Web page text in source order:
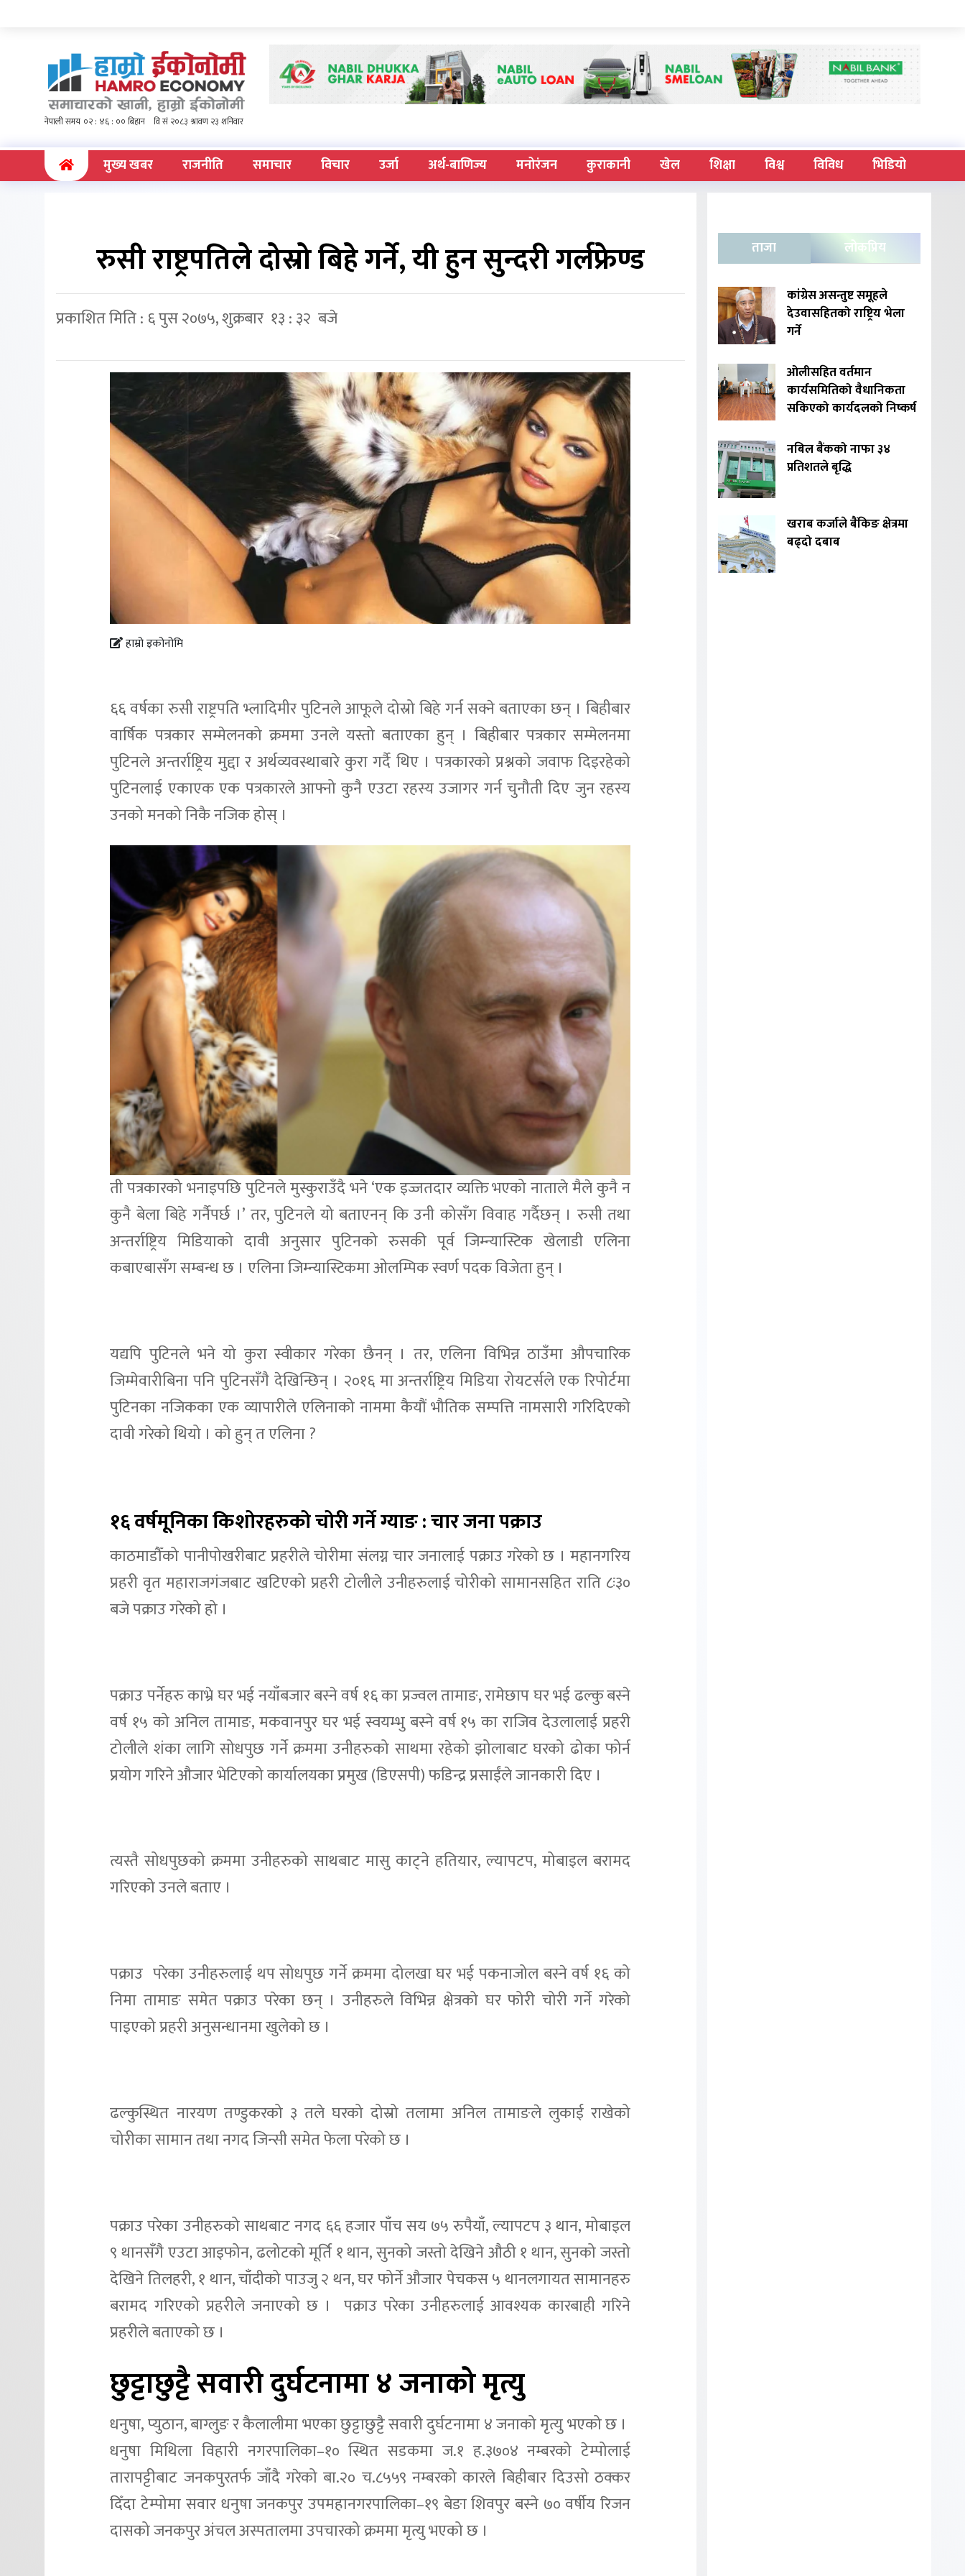
(current)मुख्य खबर राजनीति समाचार विचार उर्जा अर्थ-बाणिज्य मनोरंजन कुराकानी खेल शिक्षा विश्व विविध भिडियो
रुसी राष्ट्रपतिले दोस्रो बिहे गर्ने, यी हुन सुन्दरी गर्लफ्रेण्ड
प्रकाशित मिति : ६ पुस २०७५, शुक्रबार १३ : ३२ बजे
हाम्रो इकोनोमि
६६ वर्षका रुसी राष्ट्रपति भ्लादिमीर पुटिनले आफूले दोस्रो बिहे गर्न सक्ने बताएका छन् । बिहीबार
वार्षिक पत्रकार सम्मेलनको क्रममा उनले यस्तो बताएका हुन् । बिहीबार पत्रकार सम्मेलनमा
पुटिनले अन्तर्राष्ट्रिय मुद्दा र अर्थव्यवस्थाबारे कुरा गर्दै थिए । पत्रकारको प्रश्नको जवाफ दिइरहेको
पुटिनलाई एकाएक एक पत्रकारले आफ्नो कुनै एउटा रहस्य उजागर गर्न चुनौती दिए जुन रहस्य
उनको मनको निकै नजिक होस् ।
ती पत्रकारको भनाइपछि पुटिनले मुस्कुराउँदै भने ‘एक इज्जतदार व्यक्ति भएको नाताले मैले कुनै न
कुनै बेला बिहे गर्नैपर्छ ।’ तर, पुटिनले यो बताएनन् कि उनी कोसँग विवाह गर्दैछन् । रुसी तथा
अन्तर्राष्ट्रिय मिडियाको दावी अनुसार पुटिनको रुसकी पूर्व जिम्न्यास्टिक खेलाडी एलिना
कबाएबासँग सम्बन्ध छ । एलिना जिम्न्यास्टिकमा ओलम्पिक स्वर्ण पदक विजेता हुन् ।
यद्यपि पुटिनले भने यो कुरा स्वीकार गरेका छैनन् । तर, एलिना विभिन्न ठाउँमा औपचारिक
जिम्मेवारीबिना पनि पुटिनसँगै देखिन्छिन् । २०१६ मा अन्तर्राष्ट्रिय मिडिया रोयटर्सले एक रिपोर्टमा
पुटिनका नजिकका एक व्यापारीले एलिनाको नाममा कैयौं भौतिक सम्पत्ति नामसारी गरिदिएको
दावी गरेको थियो । को हुन् त एलिना ?
१६ वर्षमूनिका किशोरहरुको चोरी गर्ने ग्याङ : चार जना पक्राउ
काठमाडौँको पानीपोखरीबाट प्रहरीले चोरीमा संलग्न चार जनालाई पक्राउ गरेको छ । महानगरिय
प्रहरी वृत महाराजगंजबाट खटिएको प्रहरी टोलीले उनीहरुलाई चोरीको सामानसहित राति ८ः३०
बजे पक्राउ गरेको हो ।
पक्राउ पर्नेहरु काभ्रे घर भई नयाँबजार बस्ने वर्ष १६ का प्रज्वल तामाङ, रामेछाप घर भई ढल्कु बस्ने
वर्ष १५ को अनिल तामाङ, मकवानपुर घर भई स्वयम्भु बस्ने वर्ष १५ का राजिव देउलालाई प्रहरी
टोलीले शंका लागि सोधपुछ गर्ने क्रममा उनीहरुको साथमा रहेको झोलाबाट घरको ढोका फोर्न
प्रयोग गरिने औजार भेटिएको कार्यालयका प्रमुख (डिएसपी) फडिन्द्र प्रसाईंले जानकारी दिए ।
त्यस्तै सोधपुछको क्रममा उनीहरुको साथबाट मासु काट्ने हतियार, ल्यापटप, मोबाइल बरामद
गरिएको उनले बताए ।
पक्राउ परेका उनीहरुलाई थप सोधपुछ गर्ने क्रममा दोलखा घर भई पकनाजोल बस्ने वर्ष १६ को
निमा तामाङ समेत पक्राउ परेका छन् । उनीहरुले विभिन्न क्षेत्रको घर फोरी चोरी गर्ने गरेको
पाइएको प्रहरी अनुसन्धानमा खुलेको छ ।
ढल्कुस्थित नारयण तण्डुकरको ३ तले घरको दोस्रो तलामा अनिल तामाङले लुकाई राखेको
चोरीका सामान तथा नगद जिन्सी समेत फेला परेको छ ।
पक्राउ परेका उनीहरुको साथबाट नगद ६६ हजार पाँच सय ७५ रुपैयाँ, ल्यापटप ३ थान, मोबाइल
९ थानसँगै एउटा आइफोन, ढलोटको मूर्ति १ थान, सुनको जस्तो देखिने औठी १ थान, सुनको जस्तो
देखिने तिलहरी, १ थान, चाँदीको पाउजु २ थन, घर फोर्ने औजार पेचकस ५ थानलगायत सामानहरु
बरामद गरिएको प्रहरीले जनाएको छ । पक्राउ परेका उनीहरुलाई आवश्यक कारबाही गरिने
प्रहरीले बताएको छ ।
छुट्टाछुट्टै सवारी दुर्घटनामा ४ जनाको मृत्यु
धनुषा, प्युठान, बाग्लुङ र कैलालीमा भएका छुट्टाछुट्टै सवारी दुर्घटनामा ४ जनाको मृत्यु भएको छ ।
धनुषा मिथिला विहारी नगरपालिका–१० स्थित सडकमा ज.१ ह.३७०४ नम्बरको टेम्पोलाई
तारापट्टीबाट जनकपुरतर्फ जाँदै गरेको बा.२० च.८५५९ नम्बरको कारले बिहीबार दिउसो ठक्कर
दिँदा टेम्पोमा सवार धनुषा जनकपुर उपमहानगरपालिका–१९ बेङा शिवपुर बस्ने ७० वर्षीय रिजन
दासको जनकपुर अंचल अस्पतालमा उपचारको क्रममा मृत्यु भएको छ ।
ताजा लोकप्रिय
कांग्रेस असन्तुष्ट समूहले
देउवासहितको राष्ट्रिय भेला
गर्ने
ओलीसहित वर्तमान
कार्यसमितिको वैधानिकता
सकिएको कार्यदलको निष्कर्ष
नबिल बैंकको नाफा ३४
प्रतिशतले बृद्धि
खराब कर्जाले बैंकिङ क्षेत्रमा
बढ्दो दबाब